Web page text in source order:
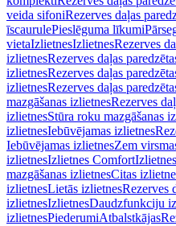
veida sifoniRezerves daļas
īscaurulePieslēguma līkumi
vietaIzlietnesIzlietnesRezerves
izlietnesRezerves daļas
izlietnesRezerves daļas
izlietnesRezerves daļas
mazgāšanas izlietnesRezerves
izlietnesStūra roku mazgāšanas
izlietnesIebūvējamas izlietnes
Iebūvējamas izlietnesZem
izlietnesIzlietnes Comfort
mazgāšanas izlietnesCitas
izlietnesLietās izlietnesRezerves
izlietnesIzlietnesDaudzfunkciju
izlietnesPiederumiAtbalstkājas